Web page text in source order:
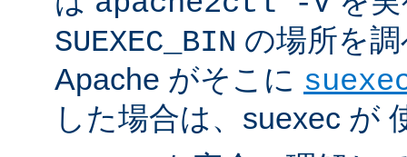
SUEXEC_BIN の場所を
Apache がそこに
した場合は、suexec が